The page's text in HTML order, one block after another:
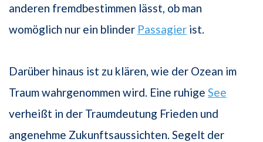
anderen fremdbestimmen lässt, ob man
womöglich nur ein blinder Passagier ist.
Darüber hinaus ist zu klären, wie der Ozean im
Traum wahrgenommen wird. Eine ruhige See
verheißt in der Traumdeutung Frieden und
angenehme Zukunftsaussichten. Segelt der